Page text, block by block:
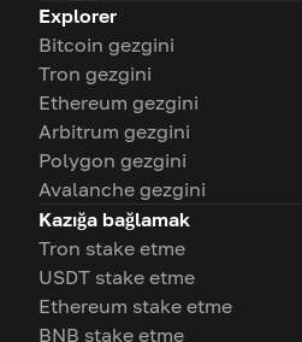
Explorer
Bitcoin gezgini
Tron gezgini
Ethereum gezgini
Arbitrum gezgini
Polygon gezgini
Avalanche gezgini
Kazığa bağlamak
Tron stake etme
USDT stake etme
Ethereum stake etme
BNB stake etme